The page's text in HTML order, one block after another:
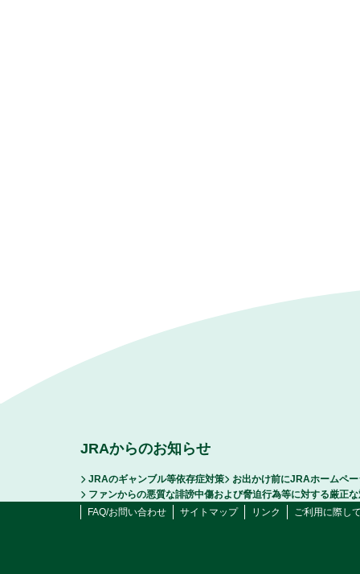
JRAからのお知らせ
JRAのギャンブル等依存症対策
お出かけ前にJRAホームペ
ファンからの悪質な誹謗中傷および脅迫行為等に対する厳正
FAQ/お問い合わせ
サイトマップ リンク ご利用に際し